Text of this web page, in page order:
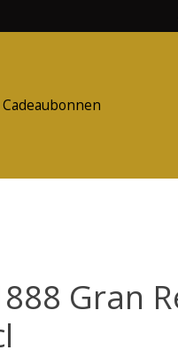
Cadeaubonnen
Gran